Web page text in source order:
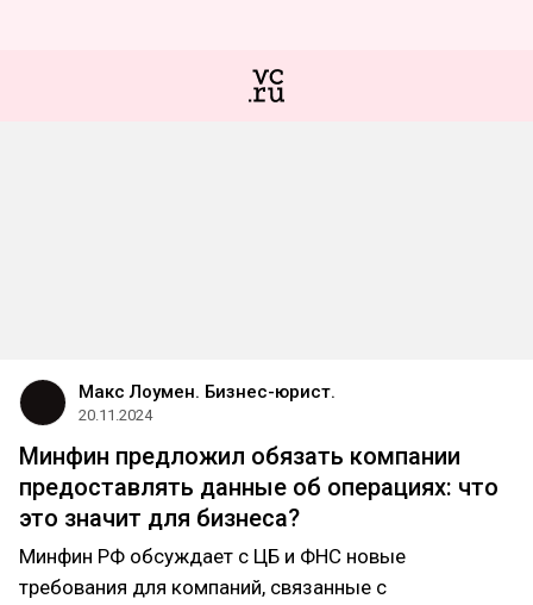
Макс Лоумен. Бизнес-юрист.
20.11.2024
Минфин предложил обязать компании
предоставлять данные об операциях: что
это значит для бизнеса?
Минфин РФ обсуждает с ЦБ и ФНС новые
требования для компаний, связанные с